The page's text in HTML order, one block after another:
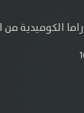
الكوميدية من